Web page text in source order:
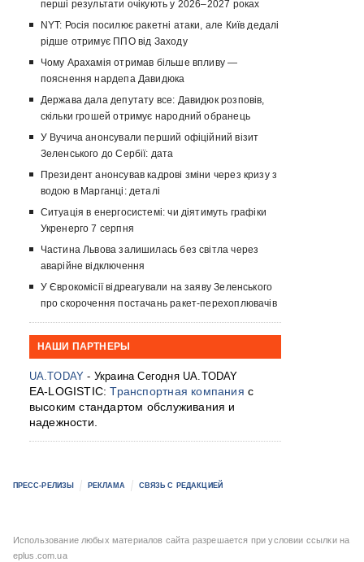
перші результати очікують у 2026–2027 роках
NYT: Росія посилює ракетні атаки, але Київ дедалі
рідше отримує ППО від Заходу
Чому Арахамія отримав більше впливу —
пояснення нардепа Давидюка
Держава дала депутату все: Давидюк розповів,
скільки грошей отримує народний обранець
У Вучича анонсували перший офіційний візит
Зеленського до Сербії: дата
Президент анонсував кадрові зміни через кризу з
водою в Марганці: деталі
Ситуація в енергосистемі: чи діятимуть графіки
Укренерго 7 серпня
Частина Львова залишилась без світла через
аварійне відключення
У Єврокомісії відреагували на заяву Зеленського
про скорочення постачань ракет-перехоплювачів
НАШИ ПАРТНЕРЫ
UA.TODAY - Украина Сегодня UA.TODAY
EA-LOGISTIC:Транспортная компания с
высоким стандартом обслуживания и
надежности.
ПРЕСС-РЕЛИЗЫ РЕКЛАМА СВЯЗЬ С РЕДАКЦИЕЙ
Использование любых материалов сайта разрешается при условии ссылки на
eplus.com.ua